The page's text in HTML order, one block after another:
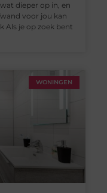
dieper op in, en
voor jou kan
Als je op zoek bent
WONINGEN